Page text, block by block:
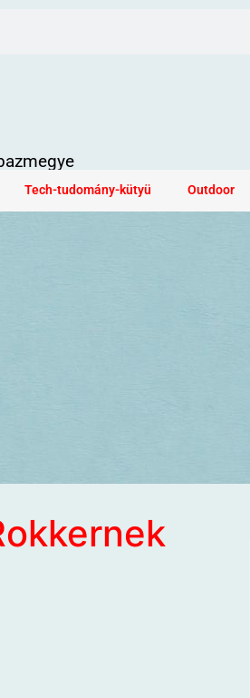
Tech-tudomány-kütyü Outdoor